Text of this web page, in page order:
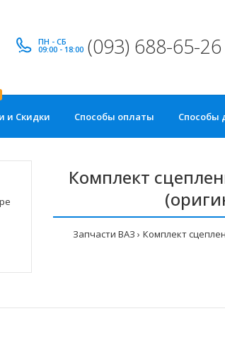
ПН - СБ
09:00 - 18:00 (093) 688-65-26
и Скидки Способы оплаты Способы
Комплект
Запчасти ВАЗ Комплект